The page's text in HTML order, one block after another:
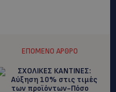
ΕΠΌΜΕΝΟ ΆΡΘΡΟ